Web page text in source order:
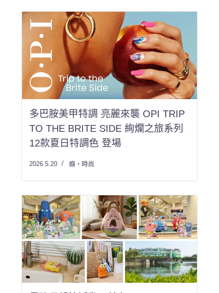
多巴胺美甲特調 亮麗來襲 OPI TRIP
TO THE BRITE SIDE 絢爛之旅系列
12款夏日特調色 登場
2026.5.20 癮・時尚